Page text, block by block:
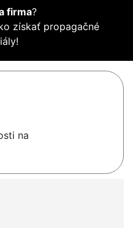
firma?
získať propagačné
na